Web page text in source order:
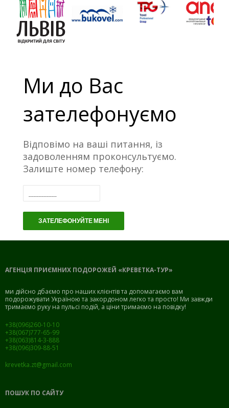
Ми до Вас
зателефонуємо
Відповімо на ваші питання, із
задоволенням проконсультуємо.
Залиште номер телефону:
ЗАТЕЛЕФОНУЙТЕ МЕНІ
АГЕНЦІЯ ПРИЄМНИХ ПОДОРОЖЕЙ «КРЕВЕТКА-ТУР»
ми дійсно дбаємо про наших клієнтів та допомагаємо вам
подорожувати Україною та закордоном легко та просто! Ми завжди
тримаємо руку на пульсі подій, а ціни тримаємо на повідку!
+38(096)260-10-10
+38(067)777-65-99
+38(063)814-3-888
+38(096)309-88-51
krevetka.zt@gmail.com
ПОШУК ПО САЙТУ